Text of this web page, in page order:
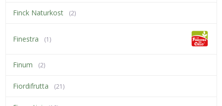
Finck Naturkost (2)
Finestra (1)
Finum (2)
Fiordifrutta (21)